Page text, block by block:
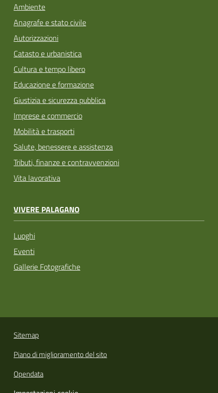
Ambiente
Anagrafe e stato civile
Autorizzazioni
Catasto e urbanistica
Cultura e tempo libero
Educazione e formazione
Giustizia e sicurezza pubblica
Imprese e commercio
Mobilità e trasporti
Salute, benessere e assistenza
Tributi, finanze e contravvenzioni
Vita lavorativa
VIVERE PALAGANO
Luoghi
Eventi
Gallerie Fotografiche
Sitemap
Piano di miglioramento del sito
Opendata